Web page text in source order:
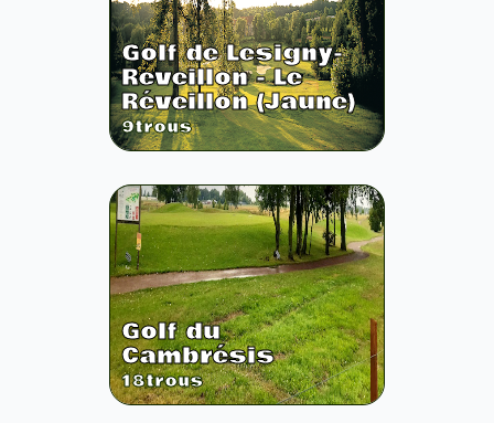
Golf de Lesigny-
Reveillon - Le
Réveillon (Jaune)
9trous
Golf du
Cambrésis
18trous